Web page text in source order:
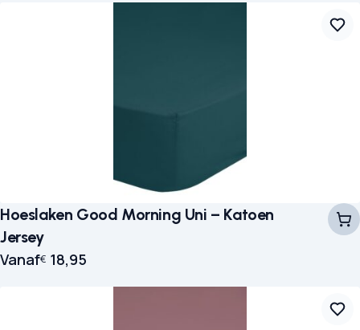
Hoeslaken Good Morning Uni – Katoen
Jersey
Vanaf€ 18,95